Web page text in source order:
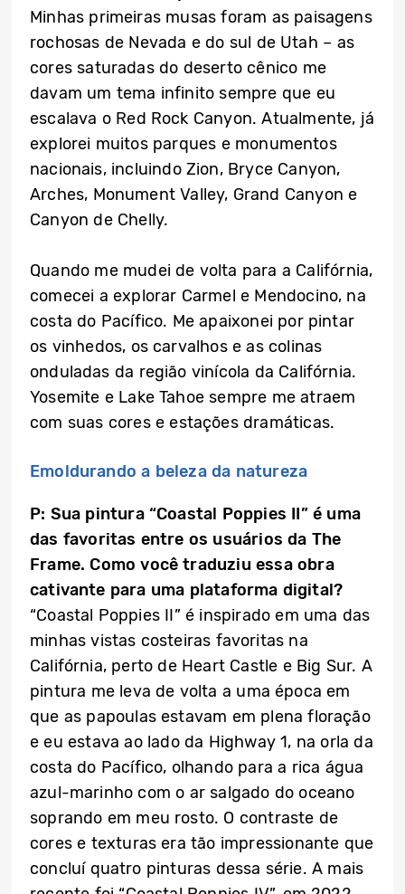
Minhas primeiras musas foram as paisagens
rochosas de Nevada e do sul de Utah – as
cores saturadas do deserto cênico me
davam um tema infinito sempre que eu
escalava o Red Rock Canyon. Atualmente, já
explorei muitos parques e monumentos
nacionais, incluindo Zion, Bryce Canyon,
Arches, Monument Valley, Grand Canyon e
Canyon de Chelly.
Quando me mudei de volta para a Califórnia,
comecei a explorar Carmel e Mendocino, na
costa do Pacífico. Me apaixonei por pintar
os vinhedos, os carvalhos e as colinas
onduladas da região vinícola da Califórnia.
Yosemite e Lake Tahoe sempre me atraem
com suas cores e estações dramáticas.
Emoldurando a beleza da natureza
P: Sua pintura “Coastal Poppies II” é uma
das favoritas entre os usuários da The
Frame. Como você traduziu essa obra
cativante para uma plataforma digital?
“Coastal Poppies II” é inspirado em uma das
minhas vistas costeiras favoritas na
Califórnia, perto de Heart Castle e Big Sur. A
pintura me leva de volta a uma época em
que as papoulas estavam em plena floração
e eu estava ao lado da Highway 1, na orla da
costa do Pacífico, olhando para a rica água
azul-marinho com o ar salgado do oceano
soprando em meu rosto. O contraste de
cores e texturas era tão impressionante que
concluí quatro pinturas dessa série. A mais